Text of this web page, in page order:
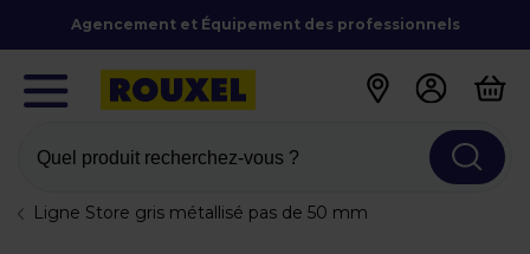
Agencement et Équipement des professionnels
Quel produit recherchez-vous ?
Ligne Store gris métallisé pas de 50 mm